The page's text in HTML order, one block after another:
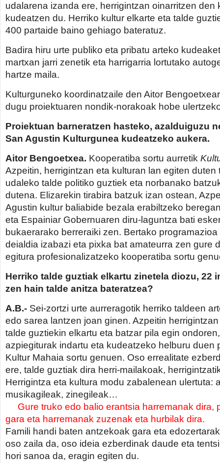
udalarena izanda ere, herrigintzan oinarritzen den
kudeatzen du. Herriko kultur elkarte eta talde
400 partaide baino gehiago bateratuz.
Badira hiru urte publiko eta pribatu arteko
martxan jarri zenetik eta harrigarria lortutako
hartze maila.
Kulturguneko koordinatzaile den Aitor
dugu proiektuaren nondik-norakoak hobe
Proiektuan barneratzen hasteko, azalduiguzu
San Agustin Kulturgunea kudeatzeko aukera.
Aitor Bengoetxea. Kooperatiba sortu aurretik
Azpeitin, herrigintzan eta kulturan lan egiten duten
udaleko talde politiko guztiek eta norbanako
dutena. Elizarekin tirabira batzuk izan ostean,
Agustin kultur baliabide bezala erabiltzeko
eta Espainiar Gobernuaren diru-laguntza bati
bukaerarako berreraiki zen. Bertako
deialdia izabazi eta pixka bat amateurra zen gure
egitura profesionalizatzeko kooperatiba sortu
Herriko talde guztiak elkartu zinetela diozu, 22
zen hain talde anitza bateratzea?
A.B.- Sei-zortzi urte aurreragotik herriko taldeen
edo sarea lantzen joan ginen. Azpeitin
talde guztiekin elkartu eta batzar pila egin
azpiegiturak indartu eta kudeatzeko helburu duen
Kultur Mahaia sortu genuen. Oso errealitate
ere, talde guztiak dira herri-mailakoak,
Herrigintza eta kultura modu zabalenean ulertuta:
musikagileak, zinegileak…
Gure truko edo balio erantsia harremanak dira,
gara eta harremanak zuzenak eta hurbilak dira.
Famili handi baten antzekoak gara eta
oso zaila da, oso ideia ezberdinak daude eta
hori sanoa da, eragin egiten du.